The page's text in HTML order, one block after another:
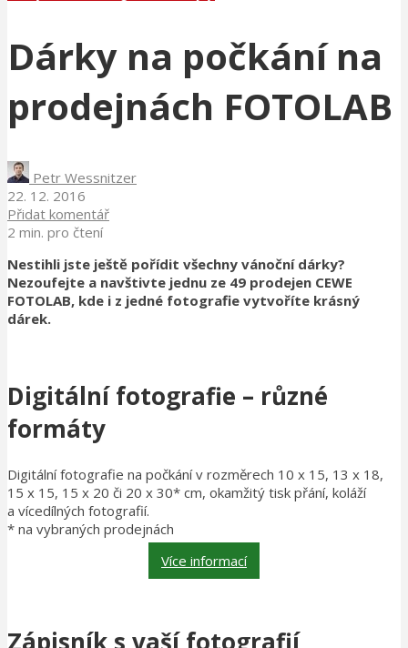
Dárky na počkání na
prodejnách FOTOLAB
Petr Wessnitzer
22. 12. 2016
Přidat komentář
2 min. pro čtení
Nestihli jste ještě pořídit všechny vánoční dárky?
Nezoufejte a navštivte jednu ze 49 prodejen CEWE
FOTOLAB, kde i z jedné fotografie vytvoříte krásný
dárek.
Digitální fotografie – různé
formáty
Digitální fotografie na počkání v rozměrech 10 x 15, 13 x 18,
15 x 15, 15 x 20 či 20 x 30* cm, okamžitý tisk přání, koláží
a vícedílných fotografií.
* na vybraných prodejnách
Více informací